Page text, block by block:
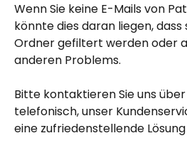
Wenn Sie keine E-Mails von
könnte dies daran liegen, dass
Ordner gefiltert werden oder
anderen Problems.
Bitte kontaktieren Sie uns
telefonisch, unser
eine zufriedenstellende